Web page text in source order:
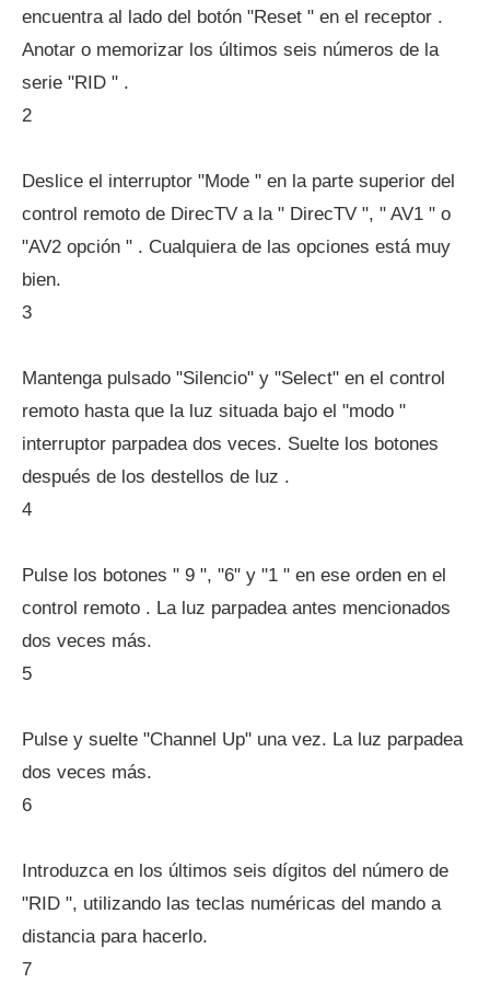
encuentra al lado del botón "Reset " en el receptor .
Anotar o memorizar los últimos seis números de la
serie "RID " .
2
Deslice el interruptor "Mode " en la parte superior del
control remoto de DirecTV a la " DirecTV ", " AV1 " o
"AV2 opción " . Cualquiera de las opciones está muy
bien.
3
Mantenga pulsado "Silencio" y "Select" en el control
remoto hasta que la luz situada bajo el "modo "
interruptor parpadea dos veces. Suelte los botones
después de los destellos de luz .
4
Pulse los botones " 9 ", "6" y "1 " en ese orden en el
control remoto . La luz parpadea antes mencionados
dos veces más.
5
Pulse y suelte "Channel Up" una vez. La luz parpadea
dos veces más.
6
Introduzca en los últimos seis dígitos del número de
"RID ", utilizando las teclas numéricas del mando a
distancia para hacerlo.
7